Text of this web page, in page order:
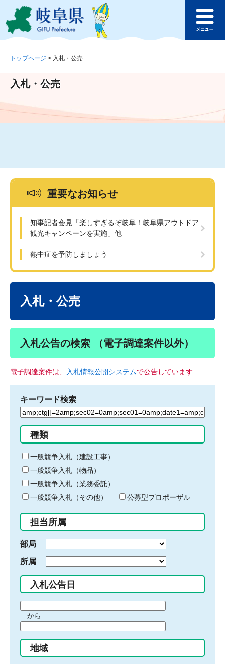
ジ
ュ
文
このページの本文へ
ュ
トップページ > 入札・公売
入札・公売
重要なお知らせ
知事記者会見「楽しすぎるぞ岐阜！岐阜県アウトドア
観光キャンペーンを実施」他
熱中症を予防しましょう
入札・公売
入札公告の検索 （電子調達案件以外）
電子調達案件は、 入札情報公開システムで公告しています
キーワード検索
検
る
キ
ー
ワ
ー
ド
入
力
種類
一般競争入札（建設工事）
一般競争入札（物品）
一般競争入札（業務委託）
一般競争入札（その他）
公募型プロポーザル
担当所属
部局
所属
入札公告日
間
始
り
から
間
終
地域